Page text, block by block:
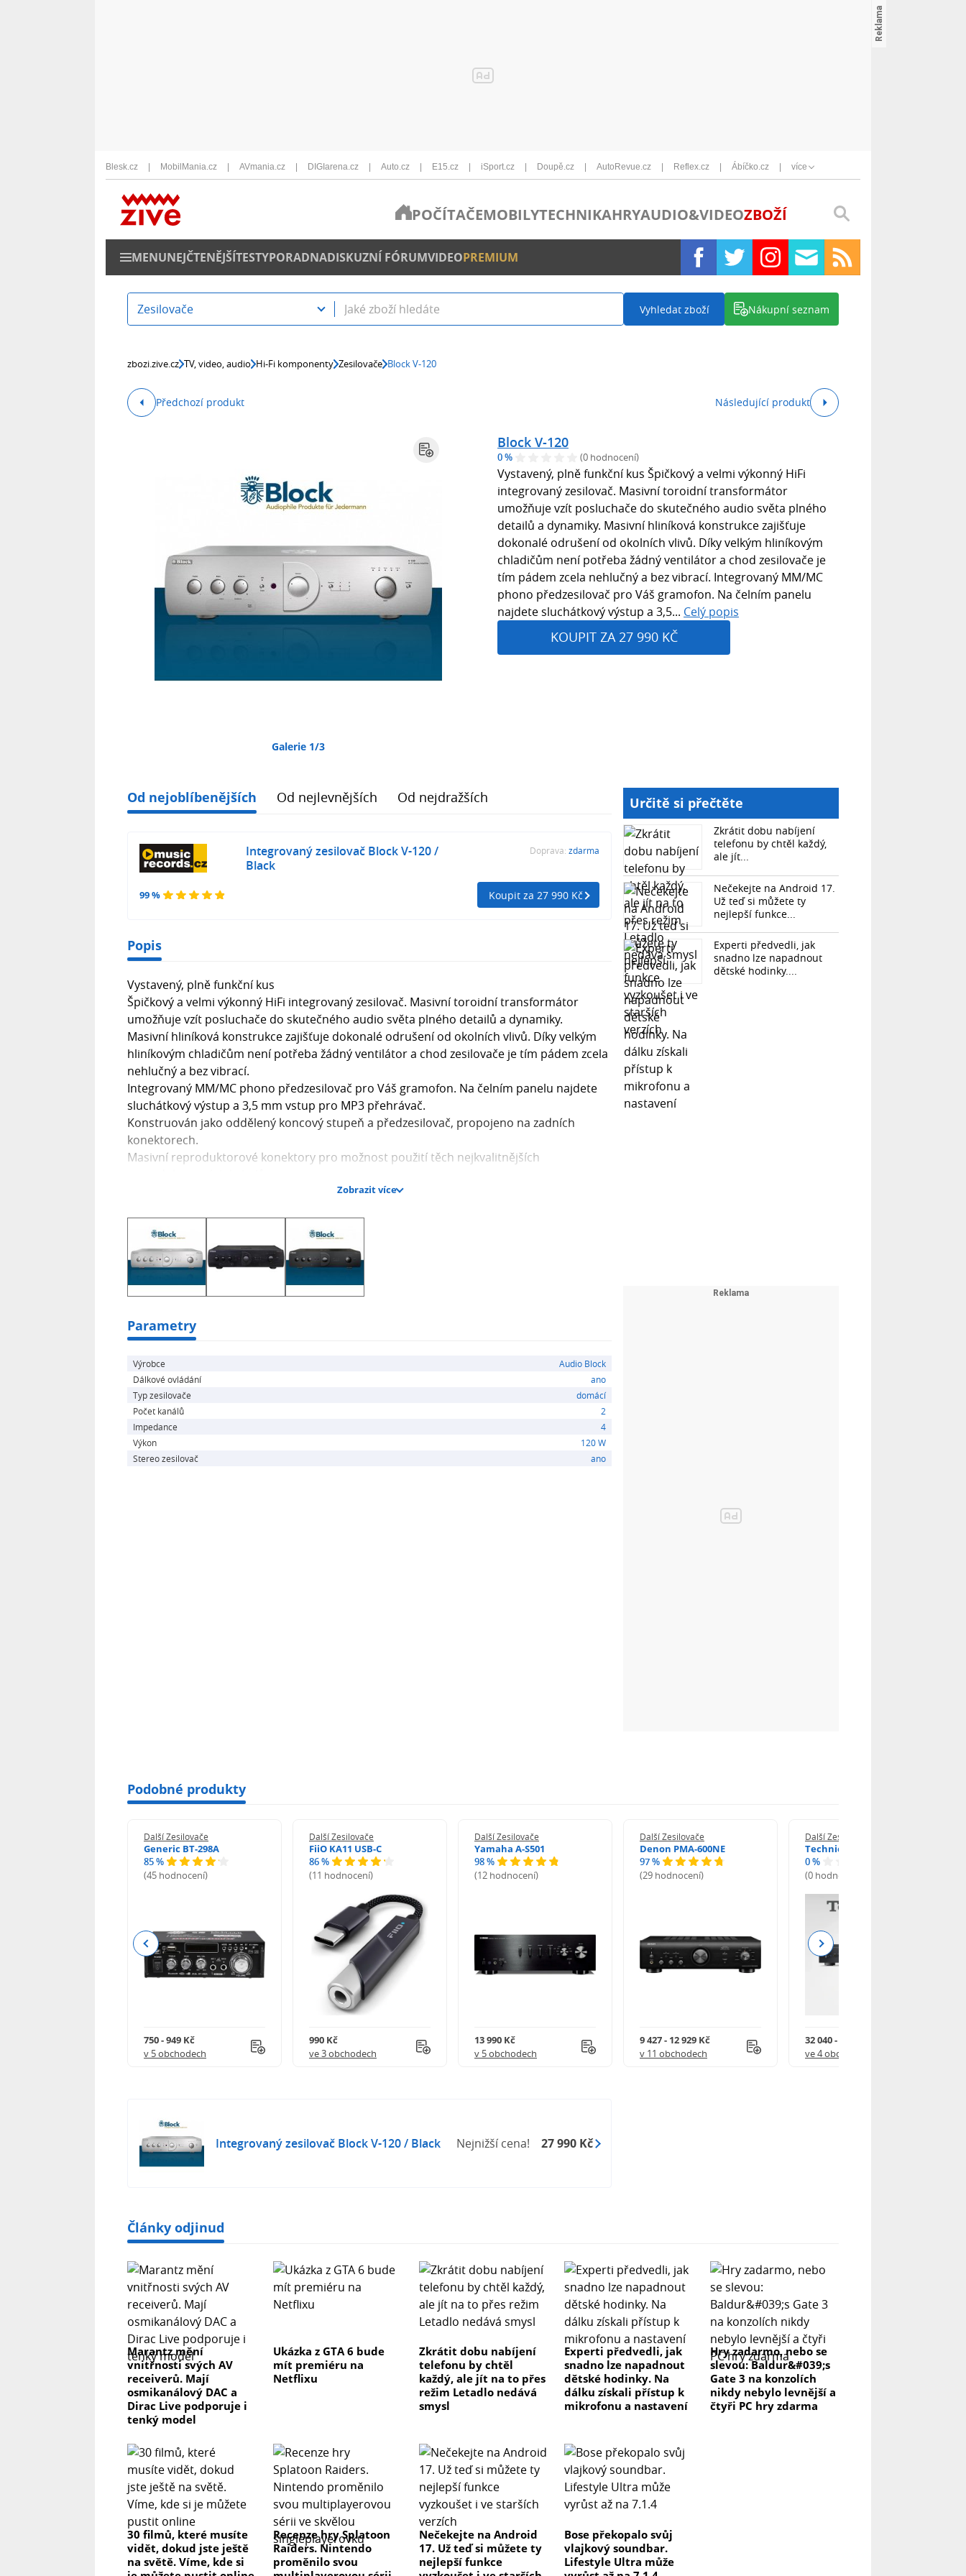
Blesk.cz MobilMania.cz AVmania.cz DIGIarena.cz Auto.cz E15.cz iSport.cz Doupě.cz AutoRevue.cz Reflex.cz Ábíčko.cz více
POČÍTAČEMOBILYTECHNIKAHRYAUDIO&VIDEOZBOŽÍ
MENUNEJČTENĚJŠÍTESTYPORADNADISKUZNÍ FÓRUMVIDEOPREMIUM
Zesilovače Vyhledat zboží Nákupní seznam
zbozi.zive.cz TV, video, audio Hi-Fi komponenty Zesilovače Block V-120
Předchozí produkt Následující produkt
Galerie 1/3
Block V-120
0 % (0 hodnocení)
Vystavený, plně funkční kus Špičkový a velmi výkonný HiFi
integrovaný zesilovač. Masivní toroidní transformátor
umožňuje vzít posluchače do skutečného audio světa plného
detailů a dynamiky. Masivní hliníková konstrukce zajišťuje
dokonalé odrušení od okolních vlivů. Díky velkým hliníkovým
chladičům není potřeba žádný ventilátor a chod zesilovače je
tím pádem zcela nehlučný a bez vibrací. Integrovaný MM/MC
phono předzesilovač pro Váš gramofon. Na čelním panelu
najdete sluchátkový výstup a 3,5... Celý popis
KOUPIT ZA 27 990 KČ
Od nejoblíbenějších Od nejlevnějších Od nejdražších
99 %
Integrovaný zesilovač Block V-120 /
Black
Doprava: zdarma
Koupit za 27 990 Kč
Popis
Vystavený, plně funkční kus
Špičkový a velmi výkonný HiFi integrovaný zesilovač. Masivní toroidní transformátor
umožňuje vzít posluchače do skutečného audio světa plného detailů a dynamiky.
Masivní hliníková konstrukce zajišťuje dokonalé odrušení od okolních vlivů. Díky velkým
hliníkovým chladičům není potřeba žádný ventilátor a chod zesilovače je tím pádem zcela
nehlučný a bez vibrací.
Integrovaný MM/MC phono předzesilovač pro Váš gramofon. Na čelním panelu najdete
sluchátkový výstup a 3,5 mm vstup pro MP3 přehrávač.
Konstruován jako oddělený koncový stupeň a předzesilovač, propojeno na zadních
konektorech.
Masivní reproduktorové konektory pro možnost použití těch nejkvalitnějších
Výkon (RMS @ 4 Ohm): 2x 120 Watt
Výkon (RMS @ 8 Ohm): 2x 100 Watt
Dělelný Před / Koncový zesilovač, přemostěné
Analogové vstupy: 4x Stereo 300 mV
Výstupy: Reproduktory A / B přepínatelné
Zobrazit více
Parametry
Výrobce
Audio Block
Dálkové ovládání
ano
Typ zesilovače
domácí
Počet kanálů
2
Impedance
4
Výkon
120 W
Stereo zesilovač
ano
Určitě si přečtěte
Zkrátit dobu nabíjení
telefonu by chtěl každý,
ale jít...
Nečekejte na Android 17.
Už teď si můžete ty
nejlepší funkce...
Experti předvedli, jak
snadno lze napadnout
dětské hodinky....
Podobné produkty
Další Zesilovače
Generic BT-298A
85 %
(45 hodnocení)
750 - 949 Kč
v 5 obchodech
Další Zesilovače
FiiO KA11 USB-C
86 %
(11 hodnocení)
990 Kč
ve 3 obchodech
Další Zesilovače
Yamaha A-S501
98 %
(12 hodnocení)
13 990 Kč
v 5 obchodech
Další Zesilovače
Denon PMA-600NE
97 %
(29 hodnocení)
9 427 - 12 929 Kč
v 11 obchodech
Další Zesilovače
Technics SU-GX70
0 %
(0 hodnocení)
32 040 - 114 990 Kč
ve 4 obchodech
Previous Next
Integrovaný zesilovač Block V-120 / Black Nejnižší cena! 27 990 Kč
Články odjinud
Marantz mění
vnitřnosti svých AV
receiverů. Mají
osmikanálový DAC a
Dirac Live podporuje i
tenký model
Ukázka z GTA 6 bude
mít premiéru na
Netflixu
Zkrátit dobu nabíjení
telefonu by chtěl
každý, ale jít na to přes
režim Letadlo nedává
smysl
Experti předvedli, jak
snadno lze napadnout
dětské hodinky. Na
dálku získali přístup k
mikrofonu a nastavení
Hry zadarmo, nebo se
slevou: Baldur&#039;s
Gate 3 na konzolích
nikdy nebylo levnější a
čtyři PC hry zdarma
30 filmů, které musíte
vidět, dokud jste ještě
na světě. Víme, kde si
Recenze hry Splatoon
Raiders. Nintendo
proměnilo svou
Nečekejte na Android
17. Už teď si můžete ty
nejlepší funkce
Bose překopalo svůj
vlajkový soundbar.
Lifestyle Ultra může